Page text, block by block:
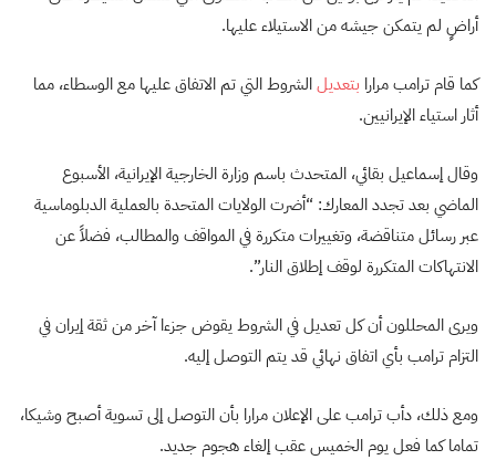
أراضٍ لم يتمكن جيشه من الاستيلاء عليها.
كما قام ترامب مرارا بتعديلالشروط التي تم الاتفاق عليها مع الوسطاء، مما
أثار استياء الإيرانيين.
وقال إسماعيل بقائي، المتحدث باسم وزارة الخارجية الإيرانية، الأسبوع
الماضي بعد تجدد المعارك: “أضرت الولايات المتحدة بالعملية الدبلوماسية
عبر رسائل متناقضة، وتغييرات متكررة في المواقف والمطالب، فضلاً عن
الانتهاكات المتكررة لوقف إطلاق النار”.
ويرى المحللون أن كل تعديل في الشروط يقوض جزءا آخر من ثقة إيران في
التزام ترامب بأي اتفاق نهائي قد يتم التوصل إليه.
ومع ذلك، دأب ترامب على الإعلان مرارا بأن التوصل إلى تسوية أصبح وشيكا،
تماما كما فعل يوم الخميس عقب إلغاء هجوم جديد.